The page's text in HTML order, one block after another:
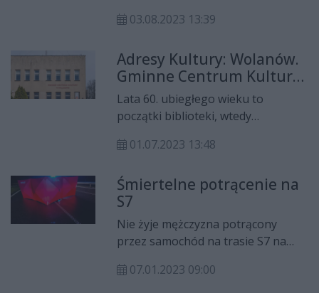
muszą liczyć się z utrudnieniami -
03.08.2023 13:39
Adresy Kultury: Wolanów.
Gminne Centrum Kultury
i Biblioteka
Lata 60. ubiegłego wieku to
początki biblioteki, wtedy
w prywatnym budynku w rynku. W
powstałej remizie strażackiej przy
ul. Opoczyńskiej znalazł siedzibę
Klub Rolnika – pierwsza placówka
kultury.
01.07.2023 13:48
Śmiertelne potrącenie na
S7
Nie żyje mężczyzna potrącony
przez samochód na trasie S7 na
niewyjaśnionych na ten moment
07.01.2023 09:00